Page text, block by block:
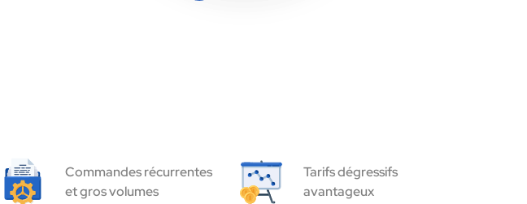
Commandes récurrentes
et gros volumes
Tarifs dégressifs
avantageux